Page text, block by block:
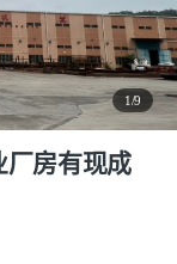
1/9
厂房有现成